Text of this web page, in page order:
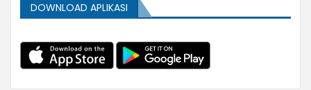
DOWNLOAD APLIKASI